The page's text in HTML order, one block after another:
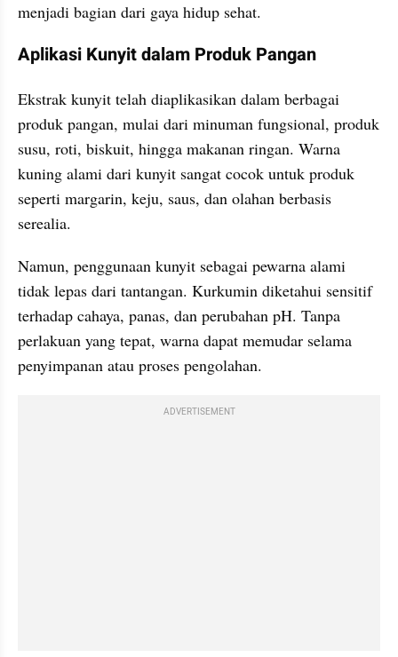
menjadi bagian dari gaya hidup sehat.
Aplikasi Kunyit dalam Produk Pangan
Ekstrak kunyit telah diaplikasikan dalam berbagai
produk pangan, mulai dari minuman fungsional, produk
susu, roti, biskuit, hingga makanan ringan. Warna
kuning alami dari kunyit sangat cocok untuk produk
seperti margarin, keju, saus, dan olahan berbasis
serealia.
Namun, penggunaan kunyit sebagai pewarna alami
tidak lepas dari tantangan. Kurkumin diketahui sensitif
terhadap cahaya, panas, dan perubahan pH. Tanpa
perlakuan yang tepat, warna dapat memudar selama
penyimpanan atau proses pengolahan.
ADVERTISEMENT